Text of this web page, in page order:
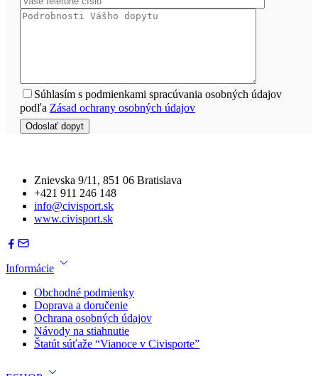
Súhlasím s podmienkami spracúvania osobných údajov
podľa Zásad ochrany osobných údajov
Znievska 9/11, 851 06 Bratislava
+421 911 246 148
info@civisport.sk
www.civisport.sk
Informácie
Obchodné podmienky
Doprava a doručenie
Ochrana osobných údajov
Návody na stiahnutie
Štatút súťaže “Vianoce v Civisporte”